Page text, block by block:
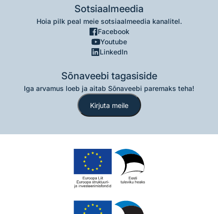
Sotsiaalmeedia
Hoia pilk peal meie sotsiaalmeedia kanalitel.
Facebook
Youtube
LinkedIn
Sõnaveebi tagasiside
Iga arvamus loeb ja aitab Sõnaveebi paremaks teha!
Kirjuta meile